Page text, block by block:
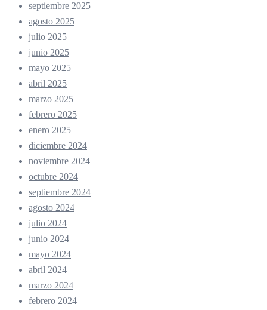
septiembre 2025
agosto 2025
julio 2025
junio 2025
mayo 2025
abril 2025
marzo 2025
febrero 2025
enero 2025
diciembre 2024
noviembre 2024
octubre 2024
septiembre 2024
agosto 2024
julio 2024
junio 2024
mayo 2024
abril 2024
marzo 2024
febrero 2024